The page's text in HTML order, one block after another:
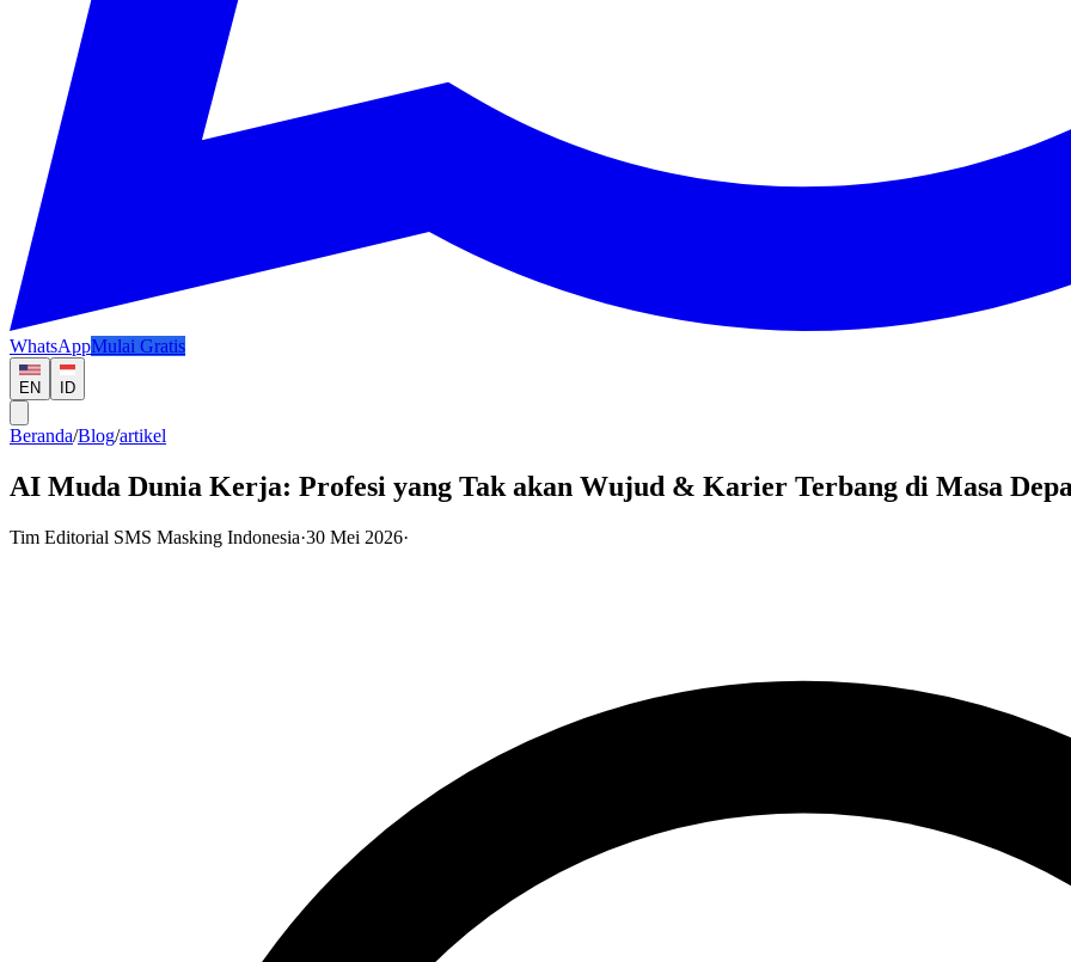
WhatsAppMulai Gratis
EN ID
Beranda/Blog/artikel
AI Muda Dunia Kerja: Profesi yang Tak akan Wujud & Karier Terbang di Masa
Tim Editorial SMS Masking Indonesia·30 Mei 2026·